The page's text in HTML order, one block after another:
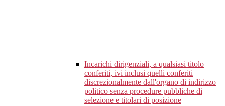
Incarichi dirigenziali, a qualsiasi titolo
conferiti, ivi inclusi quelli conferiti
discrezionalmente dall'organo di indirizzo
politico senza procedure pubbliche di
selezione e titolari di posizione